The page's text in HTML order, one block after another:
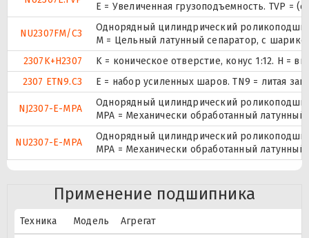
E = Увеличенная грузоподъемность. TVP =
NU2307FM/C3
Однорядный цилиндрический
M = Цельный латунный сепаратор, с
2307K+H2307
K = коническое отверстие, конус 1:12. H =
2307 ETN9.C3
E = набор усиленных шаров. TN9 = литая
NJ2307-E-MPA
Однорядный цилиндрический
MPA = Механически обработанный латунный
NU2307-E-MPA
Однорядный цилиндрический
MPA = Механически обработанный латунный
Применение подшипника
Техника Модель
Агрегат